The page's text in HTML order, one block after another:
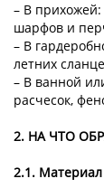
– В прихожей:
шарфов и
– В
летних
– В ванной
расчесок,
2. НА ЧТО
2.1. Материал